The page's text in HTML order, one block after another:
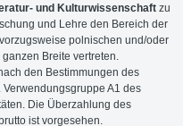
und Kulturwissenschaft zu
und Lehre den Bereich der
polnischen und/oder
Breite vertreten.
den Bestimmungen des
A1 des
Die Überzahlung des
ist vorgesehen.